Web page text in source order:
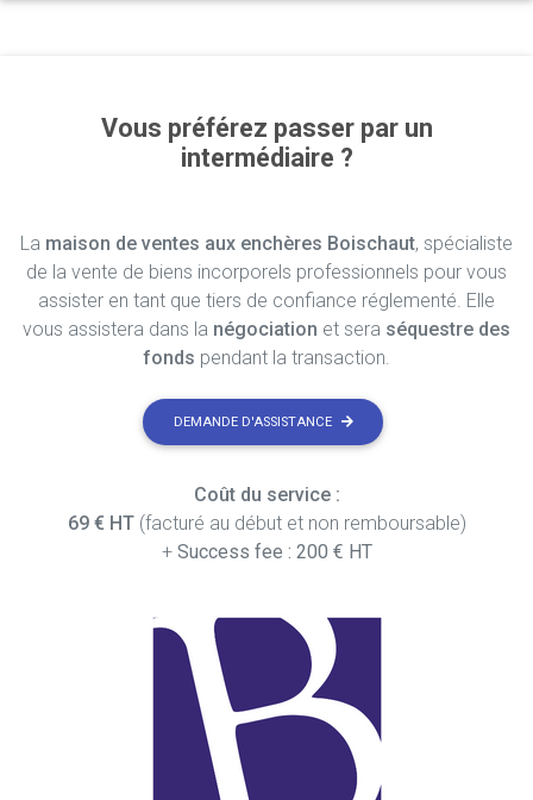
Vous préférez passer par un
intermédiaire ?
La maison de ventes aux enchères Boischaut, spécialiste
de la vente de biens incorporels professionnels pour vous
assister en tant que tiers de confiance réglementé. Elle
vous assistera dans la négociation et sera séquestre des
fonds pendant la transaction.
DEMANDE D'ASSISTANCE
Coût du service :
69 € HT(facturé au début et non remboursable)
+ Success fee : 200 € HT